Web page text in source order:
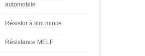
automobile
Résistor à film mince
Résistance MELF